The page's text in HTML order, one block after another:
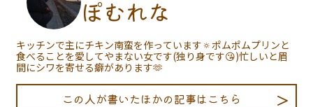
ぽむれな
キッチンで主にチキン南蛮を作っています🔅ポムポムプリンと
食べることを愛してやまない女です(独り身です😘)忙しいと眉
間にシワを寄せる癖があります🫶
この人が書いたほかの記事はこちら